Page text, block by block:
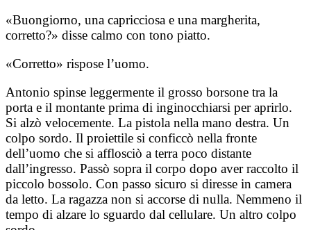
«Buongiorno, una capricciosa e una margherita,
corretto?» disse calmo con tono piatto.
«Corretto» rispose l’uomo.
Antonio spinse leggermente il grosso borsone tra la
porta e il montante prima di inginocchiarsi per aprirlo.
Si alzò velocemente. La pistola nella mano destra. Un
colpo sordo. Il proiettile si conficcò nella fronte
dell’uomo che si afflosciò a terra poco distante
dall’ingresso. Passò sopra il corpo dopo aver raccolto il
piccolo bossolo. Con passo sicuro si diresse in camera
da letto. La ragazza non si accorse di nulla. Nemmeno il
tempo di alzare lo sguardo dal cellulare. Un altro colpo